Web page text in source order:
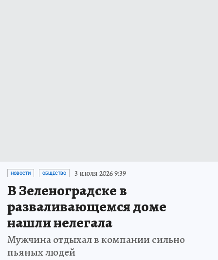
НОВОСТИ ОБЩЕСТВО 3 июля 2026 9:39
В Зеленоградске в
разваливающемся доме
нашли нелегала
Мужчина отдыхал в компании сильно
пьяных людей